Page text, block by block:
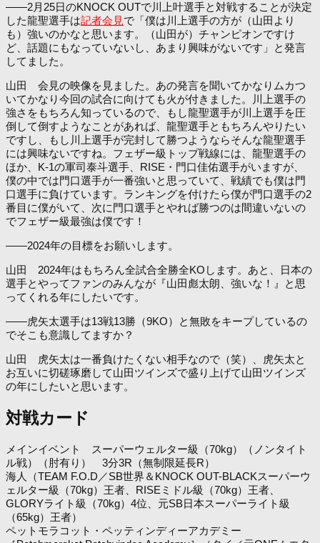
――2月25日のKNOCK OUTで川上叶選手と対戦することが決定
した龍聖選手は記者会見で「僕は川上選手の方が（山田より
も）強いのかなと思います。（山田が）チャンピオンですけ
ど、話題にもなっていないし、あまり興味がないです」と発言
してました。
山田 会見の映像を見ました。あの発言を聞いてかなりムカつ
いてかなり今回の試合に向けても火が付きました。川上選手の
強さをもちろん知っているので、もし龍聖選手が川上選手を圧
倒して倒すようなことがあれば、龍聖選手ともちろんやりたい
ですし、もし川上選手が完封して勝つようならそんな龍聖選手
には興味ないですね。フェザー級トップ戦線には、龍聖選手の
ほか、K-1の軍司泰斗選手、RISE・門口佳佑選手がいますが、
僕の中では門口選手が一番強いと思っていて、戦績でも僕は門
口選手に負けています。ランキングを付けたら僕が門口選手の2
番目に僕がいて、次に門口選手とやれば勝つのは間違いないの
でフェザー級最強は僕です！
――2024年の目標をお願いします。
山田 2024年はもちろん全試合全勝全KOします。あと、日本の
選手とやってファンのみんなが『山田彪太朗、強いな！』と思
ってくれる年にしたいです。
――虎矢太選手は13戦13勝（9KO）と無敗をキープしているの
でそこも意識してますか？
山田 虎矢太は一番負けたくない相手なので（笑）、虎矢太と
お互いに切磋琢磨して山田ツインズで盛り上げて山田ツインズ
の年にしたいと思います。
対戦カード
メインイベント スーパーウェルター級（70kg）（ノンタイト
ル戦）（肘有り） 3分3R（無制限延長R）
海人（TEAM F.O.D／SB世界＆KNOCK OUT-BLACKスーパーウ
ェルター級（70kg）王者、RISEミドル級（70kg）王者、
GLORYライト級（70kg）4位、元SB日本スーパーライト級
（65kg）王者）
ペットモラコット・ペッティンディーアカデミー